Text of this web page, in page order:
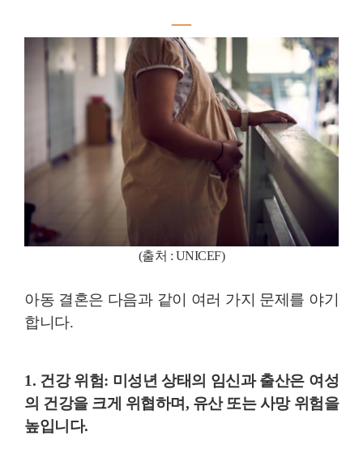
―
(출처 : UNICEF)
아동 결혼은 다음과 같이 여러 가지 문제를 야기
합니다.
1. 건강 위험: 미성년 상태의 임신과 출산은 여성
의 건강을 크게 위협하며, 유산 또는 사망 위험을
높입니다.